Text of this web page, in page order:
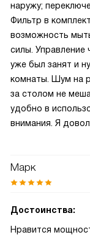
наружу;
Фильтр в
возможность
силы. Управление
уже был занят и
комнаты. Шум на
за столом не
удобно в
внимания. Я
Марк
Достоинства:
Нравится